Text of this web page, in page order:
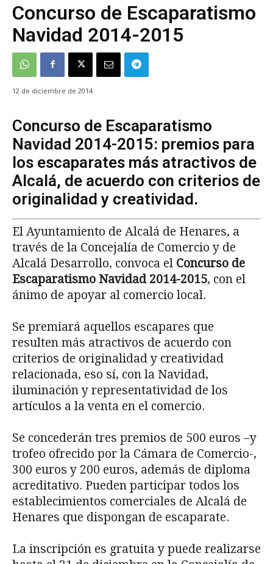
Concurso de Escaparatismo
Navidad 2014-2015
12 de diciembre de 2014
Concurso de Escaparatismo
Navidad 2014-2015: premios para
los escaparates más atractivos de
Alcalá, de acuerdo con criterios de
originalidad y creatividad.
El Ayuntamiento de Alcalá de Henares, a
través de la Concejalía de Comercio y de
Alcalá Desarrollo, convoca el Concurso de
Escaparatismo Navidad 2014-2015, con el
ánimo de apoyar al comercio local.
Se premiará aquellos escapares que
resulten más atractivos de acuerdo con
criterios de originalidad y creatividad
relacionada, eso sí, con la Navidad,
iluminación y representatividad de los
artículos a la venta en el comercio.
Se concederán tres premios de 500 euros –y
trofeo ofrecido por la Cámara de Comercio-,
300 euros y 200 euros, además de diploma
acreditativo. Pueden participar todos los
establecimientos comerciales de Alcalá de
Henares que dispongan de escaparate.
La inscripción es gratuita y puede realizarse